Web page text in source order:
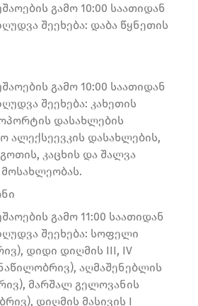
გამო 10:00 საათიდან
შეეხება: დაბა წყნეთის
გამო 10:00 საათიდან
შეეხება: კახეთის
დასახლების
ალექსეევკის დასახლების,
კაცხის და შალვა
გამო 11:00 საათიდან
შეეხება: სოფელი
დიდი დიღმის III, IV
აღმაშენებლის
მარშალ გელოვანის
დიღმის მასივის I